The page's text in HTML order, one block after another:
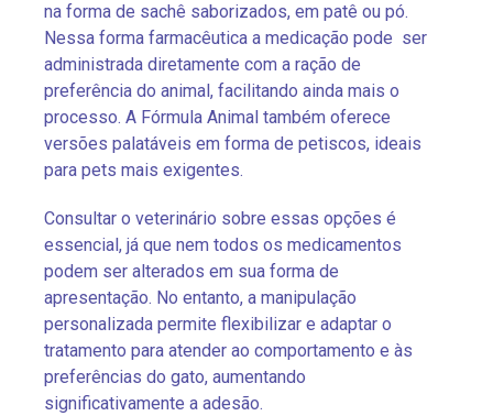
na forma de sachê saborizados, em patê ou pó.
Nessa forma farmacêutica a medicação pode ser
administrada diretamente com a ração de
preferência do animal, facilitando ainda mais o
processo. A Fórmula Animal também oferece
versões palatáveis em forma de petiscos, ideais
para pets mais exigentes.
Consultar o veterinário sobre essas opções é
essencial, já que nem todos os medicamentos
podem ser alterados em sua forma de
apresentação. No entanto, a manipulação
personalizada permite flexibilizar e adaptar o
tratamento para atender ao comportamento e às
preferências do gato, aumentando
significativamente a adesão.